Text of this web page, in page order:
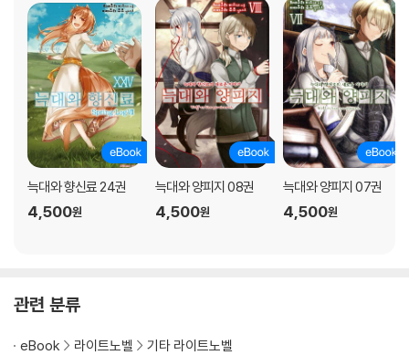
늑대와 향신료 24권
4,500원
늑대와 양피지 08권
4,500원
늑대와 양피지 07권
4,500원
관련 분류
eBook 라이트노벨 기타 라이트노벨